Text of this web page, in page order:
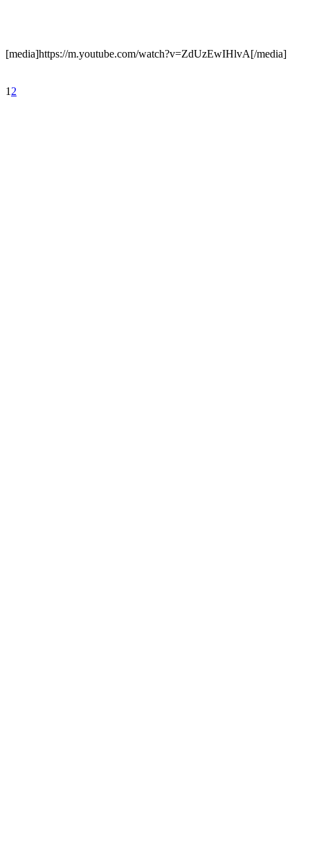
[media]https://m.youtube.com/watch?v=ZdUzEwIHlvA[/media]
1 2